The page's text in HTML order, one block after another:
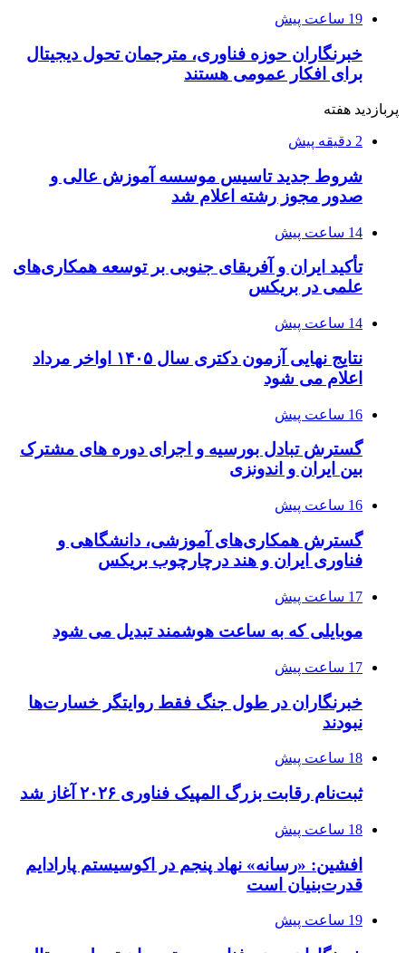
19 ساعت پیش
خبرنگاران حوزه فناوری، مترجمان تحول دیجیتال
برای افکار عمومی هستند
پربازدید هفته
2 دقیقه پیش
شروط جدید تاسیس موسسه آموزش عالی و
صدور مجوز رشته اعلام شد
14 ساعت پیش
تأکید ایران و آفریقای جنوبی بر توسعه همکاری‌های
علمی در بریکس
14 ساعت پیش
نتایج نهایی آزمون دکتری سال ۱۴۰۵ اواخر مرداد
اعلام می شود
16 ساعت پیش
گسترش تبادل بورسیه و اجرای دوره های مشترک
بین ایران و اندونزی
16 ساعت پیش
گسترش همکاری‌های آموزشی، دانشگاهی و
فناوری ایران و هند درچارچوب بریکس
17 ساعت پیش
موبایلی که به ساعت هوشمند تبدیل می شود
17 ساعت پیش
خبرنگاران در طول جنگ فقط روایتگر خسارت‌ها
نبودند
18 ساعت پیش
ثبت‌نام رقابت بزرگ المپیک فناوری ۲۰۲۶ آغاز شد
18 ساعت پیش
افشین: «رسانه» نهاد پنجم در اکوسیستم پارادایم
قدرت‌بنیان است
19 ساعت پیش